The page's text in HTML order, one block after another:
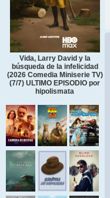
Vida, Larry David y la
búsqueda de la infelicidad
(2026 Comedia Miniserie TV)
(7/7) ULTIMO EPISODIO por
hipolismata